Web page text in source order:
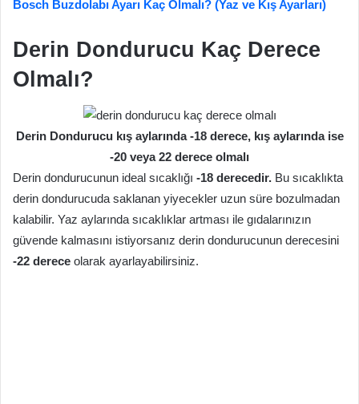
Bosch Buzdolabı Ayarı Kaç Olmalı? (Yaz ve Kış Ayarları)
Derin Dondurucu Kaç Derece
Olmalı?
Derin Dondurucu kış aylarında -18 derece, kış aylarında ise
-20 veya 22 derece olmalı
Derin dondurucunun ideal sıcaklığı -18 derecedir. Bu sıcaklıkta
derin dondurucuda saklanan yiyecekler uzun süre bozulmadan
kalabilir. Yaz aylarında sıcaklıklar artması ile gıdalarınızın
güvende kalmasını istiyorsanız derin dondurucunun derecesini
-22 derece olarak ayarlayabilirsiniz.